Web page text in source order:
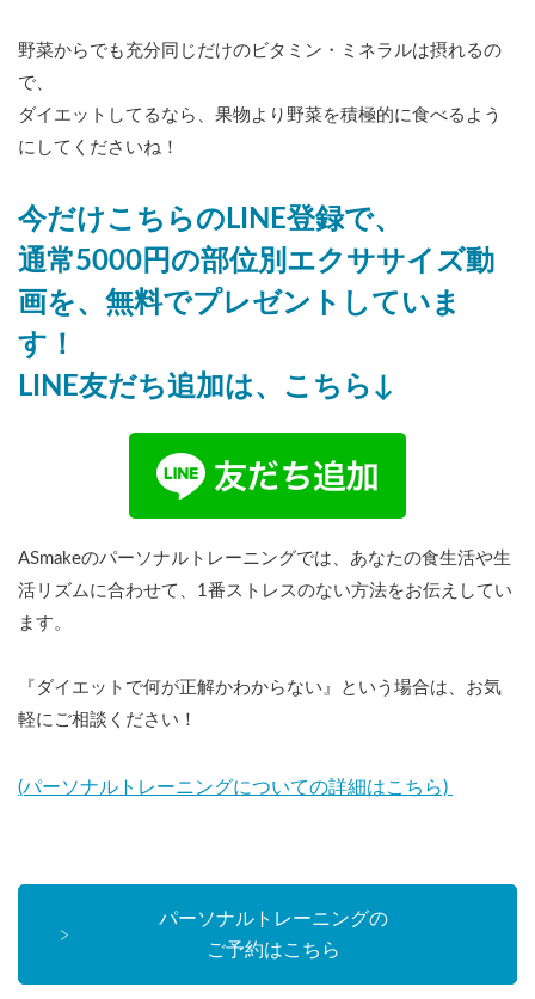
野菜からでも充分同じだけのビタミン・ミネラルは摂れるの
で、
ダイエットしてるなら、果物より野菜を積極的に食べるよう
にしてくださいね！
今だけこちらのLINE登録で、
通常5000円の部位別エクササイズ動
画を、無料でプレゼントしていま
す！
LINE友だち追加は、こちら↓
ASmakeのパーソナルトレーニングでは、あなたの食生活や生
活リズムに合わせて、1番ストレスのない方法をお伝えしてい
ます。
『ダイエットで何が正解かわからない』という場合は、お気
軽にご相談ください！
(パーソナルトレーニングについての詳細はこちら)
パーソナルトレーニングの
ご予約はこちら